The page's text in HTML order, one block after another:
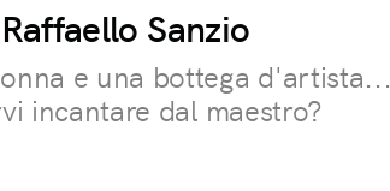
Sanzio
e una bottega d'artista...
incantare dal maestro?